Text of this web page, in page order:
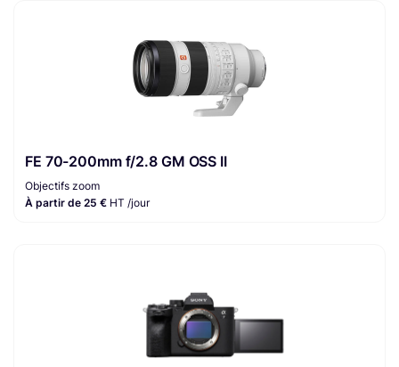
FE 70-200mm f/2.8 GM OSS II
Objectifs zoom
À partir de 25 € HT /jour